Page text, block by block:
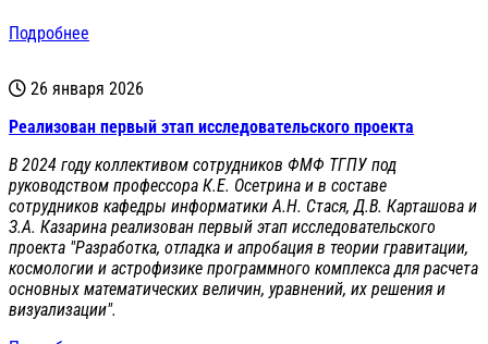
Подробнее
26 января 2026
Реализован первый этап исследовательского проекта
В 2024 году коллективом сотрудников ФМФ ТГПУ под
руководством профессора К.Е. Осетрина и в составе
сотрудников кафедры информатики А.Н. Стася, Д.В. Карташова и
З.А. Казарина реализован первый этап исследовательского
проекта "Разработка, отладка и апробация в теории гравитации,
космологии и астрофизике программного комплекса для расчета
основных математических величин, уравнений, их решения и
визуализации".